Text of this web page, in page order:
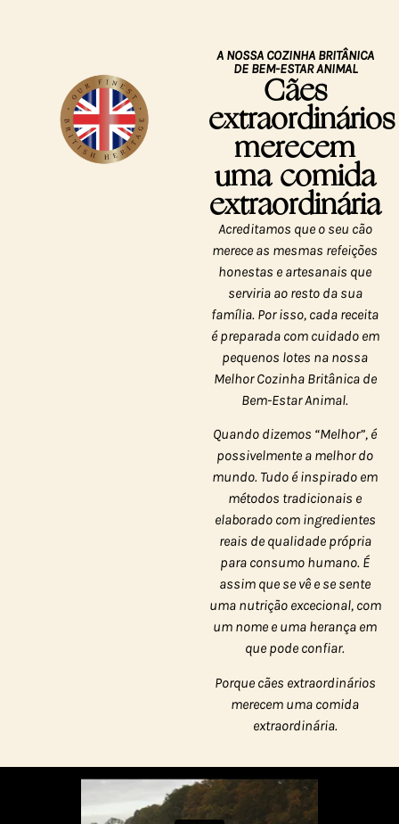
A NOSSA COZINHA BRITÂNICA
DE BEM-ESTAR ANIMAL
Cães
extraordinários
merecem
uma comida
extraordinária
Acreditamos que o seu cão
merece as mesmas refeições
honestas e artesanais que
serviria ao resto da sua
família. Por isso, cada receita
é preparada com cuidado em
pequenos lotes na nossa
Melhor Cozinha Britânica de
Bem-Estar Animal.
Quando dizemos “Melhor”, é
possivelmente a melhor do
mundo. Tudo é inspirado em
métodos tradicionais e
elaborado com ingredientes
reais de qualidade própria
para consumo humano. É
assim que se vê e se sente
uma nutrição excecional, com
um nome e uma herança em
que pode confiar.
Porque cães extraordinários
merecem uma comida
extraordinária.